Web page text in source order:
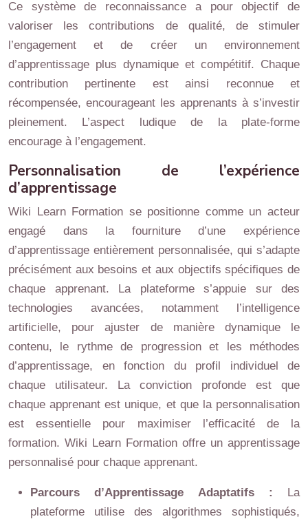
Ce système de reconnaissance a pour objectif de
valoriser les contributions de qualité, de stimuler
l’engagement et de créer un environnement
d’apprentissage plus dynamique et compétitif. Chaque
contribution pertinente est ainsi reconnue et
récompensée, encourageant les apprenants à s’investir
pleinement. L’aspect ludique de la plate-forme
encourage à l’engagement.
Personnalisation de l’expérience
d’apprentissage
Wiki Learn Formation se positionne comme un acteur
engagé dans la fourniture d’une expérience
d’apprentissage entièrement personnalisée, qui s’adapte
précisément aux besoins et aux objectifs spécifiques de
chaque apprenant. La plateforme s’appuie sur des
technologies avancées, notamment l’intelligence
artificielle, pour ajuster de manière dynamique le
contenu, le rythme de progression et les méthodes
d’apprentissage, en fonction du profil individuel de
chaque utilisateur. La conviction profonde est que
chaque apprenant est unique, et que la personnalisation
est essentielle pour maximiser l’efficacité de la
formation. Wiki Learn Formation offre un apprentissage
personnalisé pour chaque apprenant.
Parcours d’Apprentissage Adaptatifs : La
plateforme utilise des algorithmes sophistiqués,